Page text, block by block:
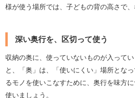
様が使う場所では、子どもの背の高さで、
深い奥行を、区切って使う
収納の奥に、使っていないものが入って
と、「奥」は、「使いにくい」場所とな
るモノを使いこなすために、奥行を味方
使いましょう。